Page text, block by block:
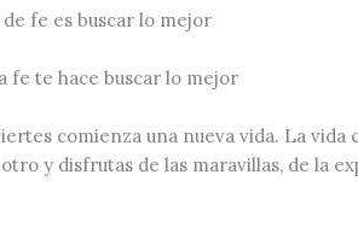
fe es buscar lo mejor
fe te hace buscar lo mejor
comienza una nueva vida. La vida
y disfrutas de las maravillas, de la